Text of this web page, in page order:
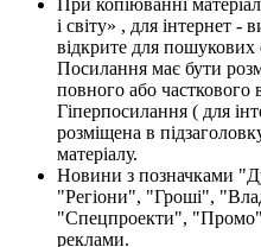
і світу» , для інтернет -
відкрите для пошукових
Посилання має бути
повного або часткового
Гіперпосилання ( для
розміщена в
матеріалу.
Новини з позначками
"Регіони", "Гроші",
"Спецпроекти", "Промо"
реклами.